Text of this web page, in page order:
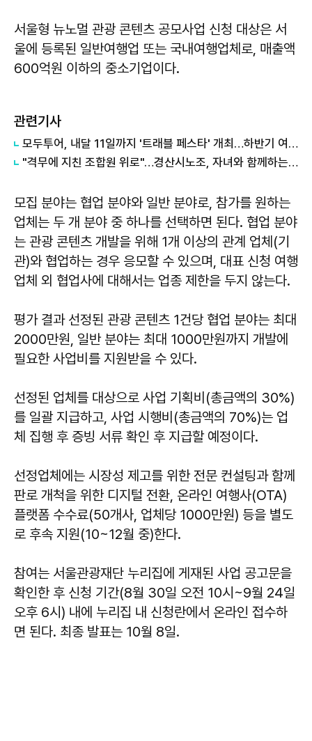
서울형 뉴노멀 관광 콘텐츠 공모사업 신청 대상은 서
울에 등록된 일반여행업 또는 국내여행업체로, 매출액
600억원 이하의 중소기업이다.
관련기사
모두투어, 내달 11일까지 '트래블 페스타' 개최…하반기 여행 수요 정조준
"격무에 지친 조합원 위로"…경산시노조, 자녀와 함께하는 '경산여행' 개최
모집 분야는 협업 분야와 일반 분야로, 참가를 원하는
업체는 두 개 분야 중 하나를 선택하면 된다. 협업 분야
는 관광 콘텐츠 개발을 위해 1개 이상의 관계 업체(기
관)와 협업하는 경우 응모할 수 있으며, 대표 신청 여행
업체 외 협업사에 대해서는 업종 제한을 두지 않는다.
​평가 결과 선정된 관광 콘텐츠 1건당 협업 분야는 최대
2000만원, 일반 분야는 최대 1000만원까지 개발에
필요한 사업비를 지원받을 수 있다.
선정된 업체를 대상으로 사업 기획비(총금액의 30%)
를 일괄 지급하고, 사업 시행비(총금액의 70%)는 업
체 집행 후 증빙 서류 확인 후 지급할 예정이다.
선정업체에는 시장성 제고를 위한 전문 컨설팅과 함께
판로 개척을 위한 디지털 전환, 온라인 여행사(OTA)
플랫폼 수수료(50개사, 업체당 1000만원) 등을 별도
로 후속 지원(10~12월 중)한다.
​참여는 서울관광재단 누리집에 게재된 사업 공고문을
확인한 후 신청 기간(8월 30일 오전 10시~9월 24일
오후 6시) 내에 누리집 내 신청란에서 온라인 접수하
면 된다. 최종 발표는 10월 8일.